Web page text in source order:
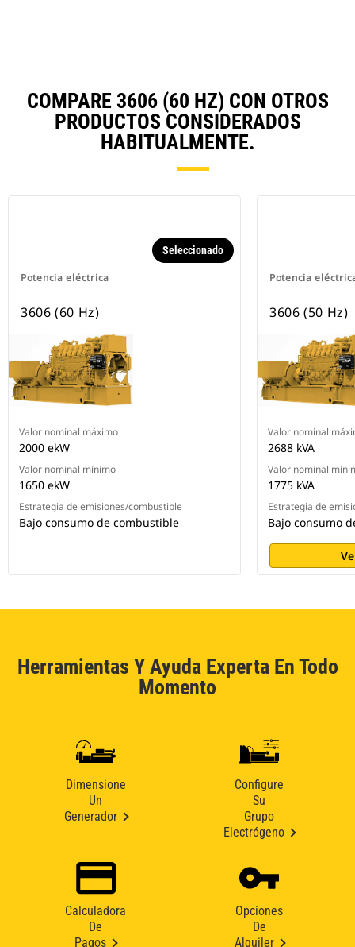
COMPARE 3606 (60 HZ) CON OTROS
PRODUCTOS CONSIDERADOS
HABITUALMENTE.
Potencia eléctrica
Seleccionado
3606 (60 Hz)
Valor nominal máximo
2000 ekW
Valor nominal mínimo
1650 ekW
Estrategia de emisiones/combustible
Bajo consumo de combustible
Potencia
3606 (50 Hz)
Valor nominal
2688 kVA
Valor nominal
1775 kVA
Estrategia de
Bajo consumo
Herramientas Y Ayuda Experta En Todo
Momento
Dimensione
Un
Generador
Configure
Su
Grupo
Electrógeno
Calculadora
De
Pagos
Opciones
De
Alquiler